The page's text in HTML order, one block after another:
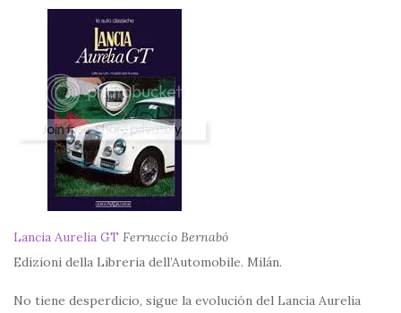
Lancia Aurelia GT Ferruccio Bernabó
Edizioni della Libreria dell’Automobile. Milán.
No tiene desperdicio, sigue la evolución del Lancia Aurelia